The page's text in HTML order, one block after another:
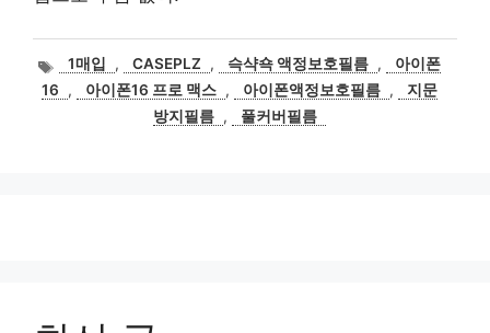
태
그
1매입 , CASEPLZ , 슥샥쇽 액정보호필름 ,
아이폰
16
, 아이폰16 프로 맥스 , 아이폰액정보호필름 ,
지문
방지필름 , 풀커버필름